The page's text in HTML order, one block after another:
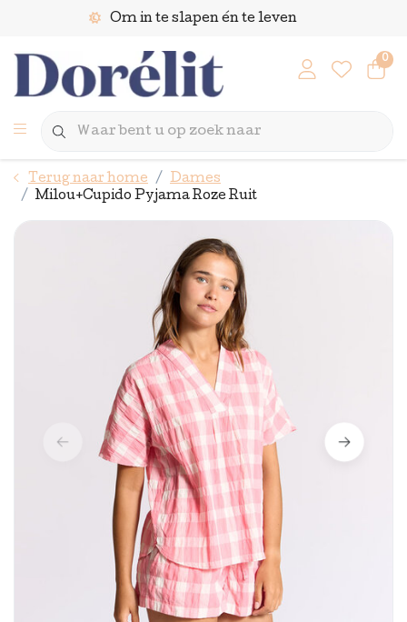
Om in te slapen én te leven
0
Terug naar home
Dames
Milou+Cupido Pyjama Roze Ruit